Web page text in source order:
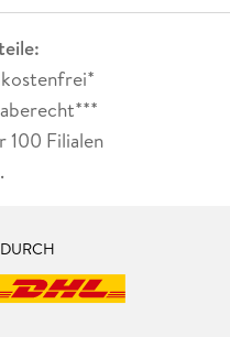
100 Filialen